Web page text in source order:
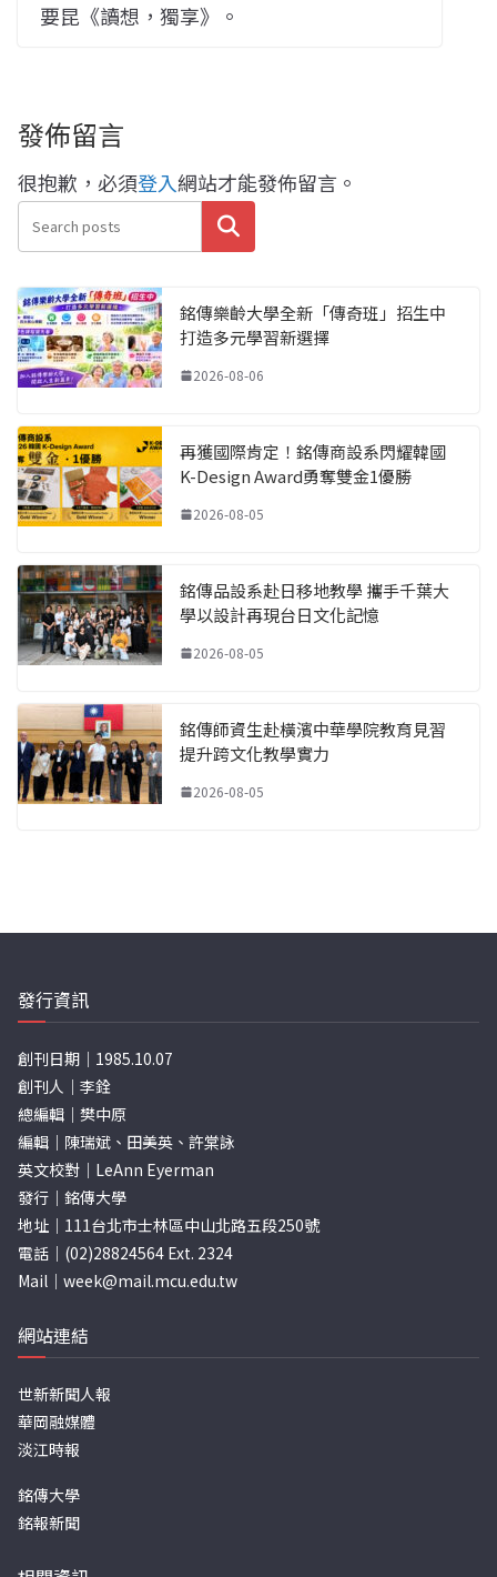
要昆《讀想，獨享》。
發佈留言
很抱歉，必須登入網站才能發佈留言。
搜尋
銘傳樂齡大學全新「傳奇班」招生中
打造多元學習新選擇
2026-08-06
再獲國際肯定！銘傳商設系閃耀韓國
K-Design Award勇奪雙金1優勝
2026-08-05
銘傳品設系赴日移地教學 攜手千葉大
學以設計再現台日文化記憶
2026-08-05
銘傳師資生赴橫濱中華學院教育見習
提升跨文化教學實力
2026-08-05
發行資訊
創刊日期｜1985.10.07
創刊人｜李銓
總編輯｜樊中原
編輯｜陳瑞斌、田美英、許棠詠
英文校對｜LeAnn Eyerman
發行｜銘傳大學
地址｜111台北市士林區中山北路五段250號
電話｜(02)28824564 Ext. 2324
Mail｜ week@mail.mcu.edu.tw
網站連結
世新新聞人報
華岡融媒體
淡江時報
銘傳大學
銘報新聞